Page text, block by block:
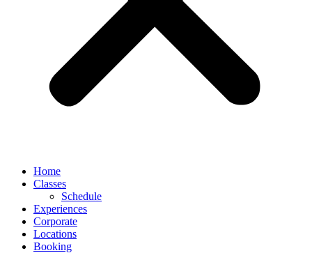
Home
Classes
Schedule
Experiences
Corporate
Locations
Booking